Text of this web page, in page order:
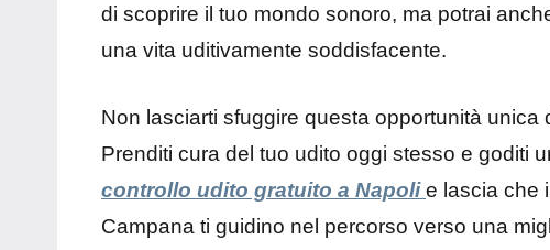
di scoprire il tuo mondo sonoro, ma potrai
una vita uditivamente soddisfacente.
Non lasciarti sfuggire questa opportunità
Prenditi cura del tuo udito oggi stesso e goditi
controllo udito gratuito a Napoli e lascia che
Campana ti guidino nel percorso verso una